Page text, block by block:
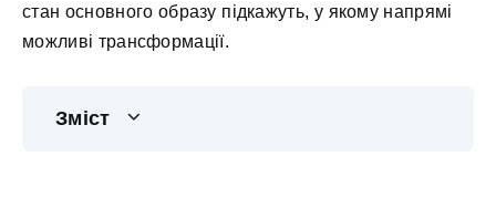
стан основного образу підкажуть, у якому напрямі
можливі трансформації.
Зміст